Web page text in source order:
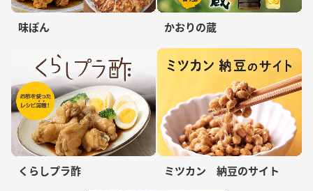
味ぽん かおりの蔵
くらしプラ酢 ミツカン 納豆のサイト